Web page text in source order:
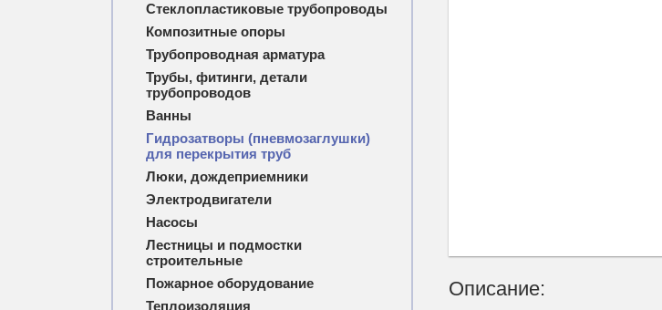
Стеклопластиковые трубопроводы
Композитные опоры
Трубопроводная арматура
Трубы, фитинги, детали
трубопроводов
Ванны
Гидрозатворы (пневмозаглушки)
для перекрытия труб
Люки, дождеприемники
Электродвигатели
Насосы
Лестницы и подмостки
строительные
Пожарное оборудование
Теплоизоляция
Описание: